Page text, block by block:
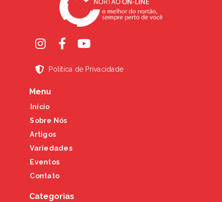
Política de Privacidade
Menu
Início
Sobre Nós
Artigos
Variedades
Eventos
Contato
Categorias